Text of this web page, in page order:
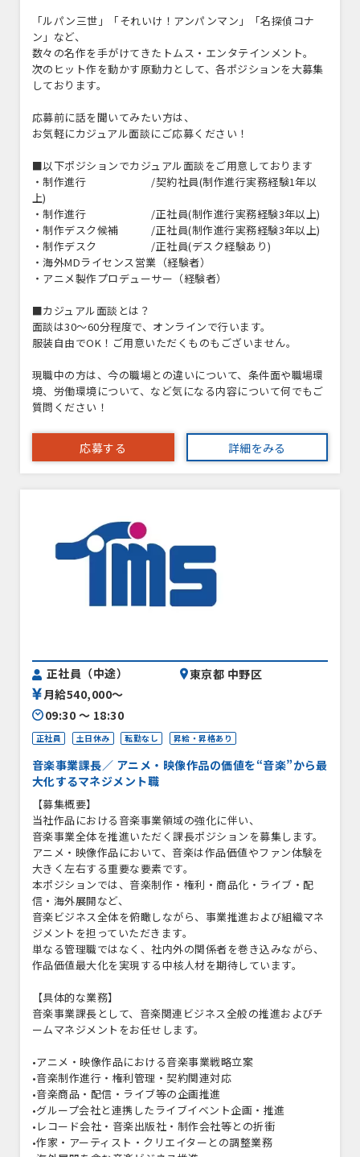
「ルパン三世」「それいけ！アンパンマン」「名探偵コナ
ン」など、
数々の名作を手がけてきたトムス・エンタテインメント。
次のヒット作を動かす原動力として、各ポジションを大募集
しております。
応募前に話を聞いてみたい方は、
お気軽にカジュアル面談にご応募ください！
■以下ポジションでカジュアル面談をご用意しております
・制作進行 /契約社員(制作進行実務経験1年以
上)
・制作進行 /正社員(制作進行実務経験3年以上)
・制作デスク候補 /正社員(制作進行実務経験3年以上)
・制作デスク /正社員(デスク経験あり)
・海外MDライセンス営業（経験者）
・アニメ製作プロデューサー（経験者）
■カジュアル面談とは？
面談は30〜60分程度で、オンラインで行います。
服装自由でOK！ご用意いただくものもございません。
現職中の方は、今の職場との違いについて、条件面や職場環
境、労働環境について、など気になる内容について何でもご
質問ください！
応募する 詳細をみる
正社員（中途）
月給540,000〜
09:30 〜 18:30
東京都 中野区
正社員 土日休み 転勤なし 昇給・昇格あり
音楽事業課長／ アニメ・映像作品の価値を“音楽”から最
大化するマネジメント職
【募集概要】
当社作品における音楽事業領域の強化に伴い、
音楽事業全体を推進いただく課長ポジションを募集します。
アニメ・映像作品において、音楽は作品価値やファン体験を
大きく左右する重要な要素です。
本ポジションでは、音楽制作・権利・商品化・ライブ・配
信・海外展開など、
音楽ビジネス全体を俯瞰しながら、事業推進および組織マネ
ジメントを担っていただきます。
単なる管理職ではなく、社内外の関係者を巻き込みながら、
作品価値最大化を実現する中核人材を期待しています。
【具体的な業務】
音楽事業課長として、音楽関連ビジネス全般の推進およびチ
ームマネジメントをお任せします。
•アニメ・映像作品における音楽事業戦略立案
•音楽制作進行・権利管理・契約関連対応
•音楽商品・配信・ライブ等の企画推進
•グループ会社と連携したライブイベント企画・推進
•レコード会社・音楽出版社・制作会社等との折衝
•作家・アーティスト・クリエイターとの調整業務